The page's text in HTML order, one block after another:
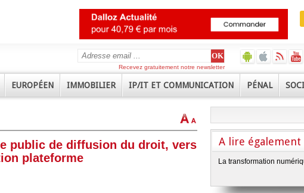
Recevez gratuitement notre newsletter
EUROPÉEN IMMOBILIER IP/IT ET COMMUNICATION PÉNAL
public de diffusion du droit, vers
plateforme
A lire
La transformation